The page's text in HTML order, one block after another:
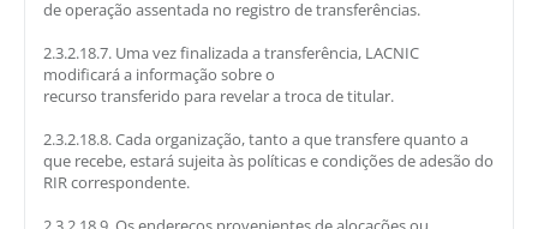
de operação assentada no registro de transferências.
2.3.2.18.7. Uma vez finalizada a transferência, LACNIC
modificará a informação sobre o
recurso transferido para revelar a troca de titular.
2.3.2.18.8. Cada organização, tanto a que transfere quanto a
que recebe, estará sujeita às políticas e condições de adesão do
RIR correspondente.